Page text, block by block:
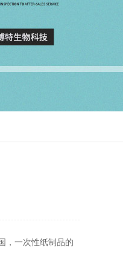
，一次性纸制品的